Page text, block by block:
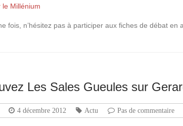
le Millénium
fois, n’hésitez pas à participer aux fiches de débat en
Les Sales Gueules sur
4 décembre 2012 Actu Pas de commentaire